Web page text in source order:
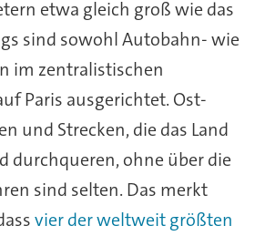
etwa gleich groß wie das
sind sowohl Autobahn- wie
im zentralistischen
Paris ausgerichtet. Ost-
und Strecken, die das Land
durchqueren, ohne über die
sind selten. Das merkt
vier der weltweit größten